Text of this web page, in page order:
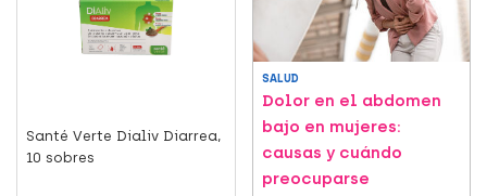
Santé Verte Dialiv Diarrea,
10 sobres
SALUD
Dolor en el abdomen
bajo en mujeres:
causas y cuándo
preocuparse